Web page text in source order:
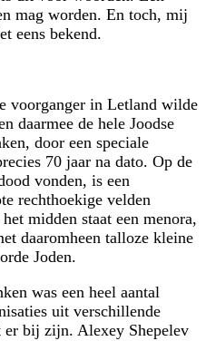
mag worden. En toch, mij
eens bekend.
voorganger in Letland wilde
daarmee de hele Joodse
door een speciale
70 jaar na dato. Op de
vonden, is een
rechthoekige velden
midden staat een menora,
daaromheen talloze kleine
Joden.
was een heel aantal
uit verschillende
bij zijn. Alexey Shepelev